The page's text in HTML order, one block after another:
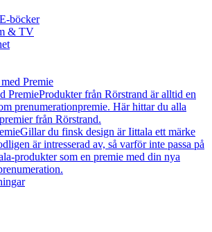
böcker
& TV
Premie
PremieProdukter från Rörstrand är alltid en
prenumerationpremie. Här hittar du alla
från Rörstrand.
Gillar du finsk design är Iittala ett märke
är intresserad av, så varför inte passa på
produkter som en premie med din nya